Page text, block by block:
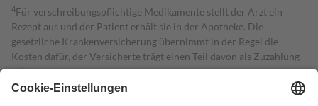
4Für verschreibungspflichtige Medikamente stellt der Arzt ein
Rezept aus und der Patient erhält sie in der Apotheke. Die
gesetzliche Krankenversicherung übernimmt in der Regel die
Kosten dafür, der Versicherte trägt einen Teil davon als Zuzahlung
mit.
Grundsätzlich leisten Mitglieder Zuzahlungen in Höhe von zehn